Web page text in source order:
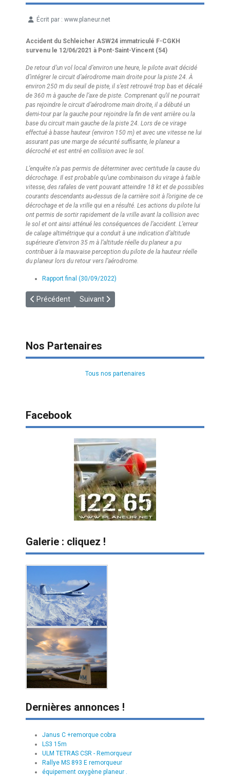
Écrit par : www.planeur.net
Accident du Schleicher ASW24 immatriculé F-CGKH
survenu le 12/06/2021 à Pont-Saint-Vincent (54)
De retour d’un vol local d’environ une heure, le pilote avait décidé
d’intégrer le circuit d’aérodrome main droite pour la piste 24. À
environ 250 m du seuil de piste, il s’est retrouvé trop bas et décalé
de 360 m à gauche de l’axe de piste. Comprenant qu’il ne pourrait
pas rejoindre le circuit d’aérodrome main droite, il a débuté un
demi-tour par la gauche pour rejoindre la fin de vent arrière ou la
base du circuit main gauche de la piste 24. Lors de ce virage
effectué à basse hauteur (environ 150 m) et avec une vitesse ne lui
assurant pas une marge de sécurité suffisante, le planeur a
décroché et est entré en collision avec le sol.
L’enquête n’a pas permis de déterminer avec certitude la cause du
décrochage. Il est probable qu’une combinaison du virage à faible
vitesse, des rafales de vent pouvant atteindre 18 kt et de possibles
courants descendants au-dessus de la carrière soit à l’origine de ce
décrochage et de la vrille qui en a résulté. Les actions du pilote lui
ont permis de sortir rapidement de la vrille avant la collision avec
le sol et ont ainsi atténué les conséquences de l’accident. L’erreur
de calage altimétrique qui a conduit à une indication d’altitude
supérieure d’environ 35 m à l’altitude réelle du planeur a pu
contribuer à la mauvaise perception du pilote de la hauteur réelle
du planeur lors du retour vers l’aérodrome.
Rapport final (30/09/2022)
Article précédent : [RAPPEL] De la limite des 0,2 gr/l d’alcool
Précédent Article suivant : [SAFETY] Collision avoidance
Suivant
Nos Partenaires
Tous nos partenaires
Facebook
Galerie : cliquez !
Dernières annonces !
Janus C +remorque cobra
LS3 15m
ULM TETRAS CSR - Remorqueur
Rallye MS 893 E remorqueur
équipement oxygène planeur .